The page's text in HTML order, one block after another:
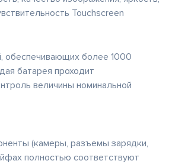
Touchscreen
обеспечивающих более 1000
батарея проходит
величины номинальной
(камеры, разъемы зарядки,
полностью соответствуют